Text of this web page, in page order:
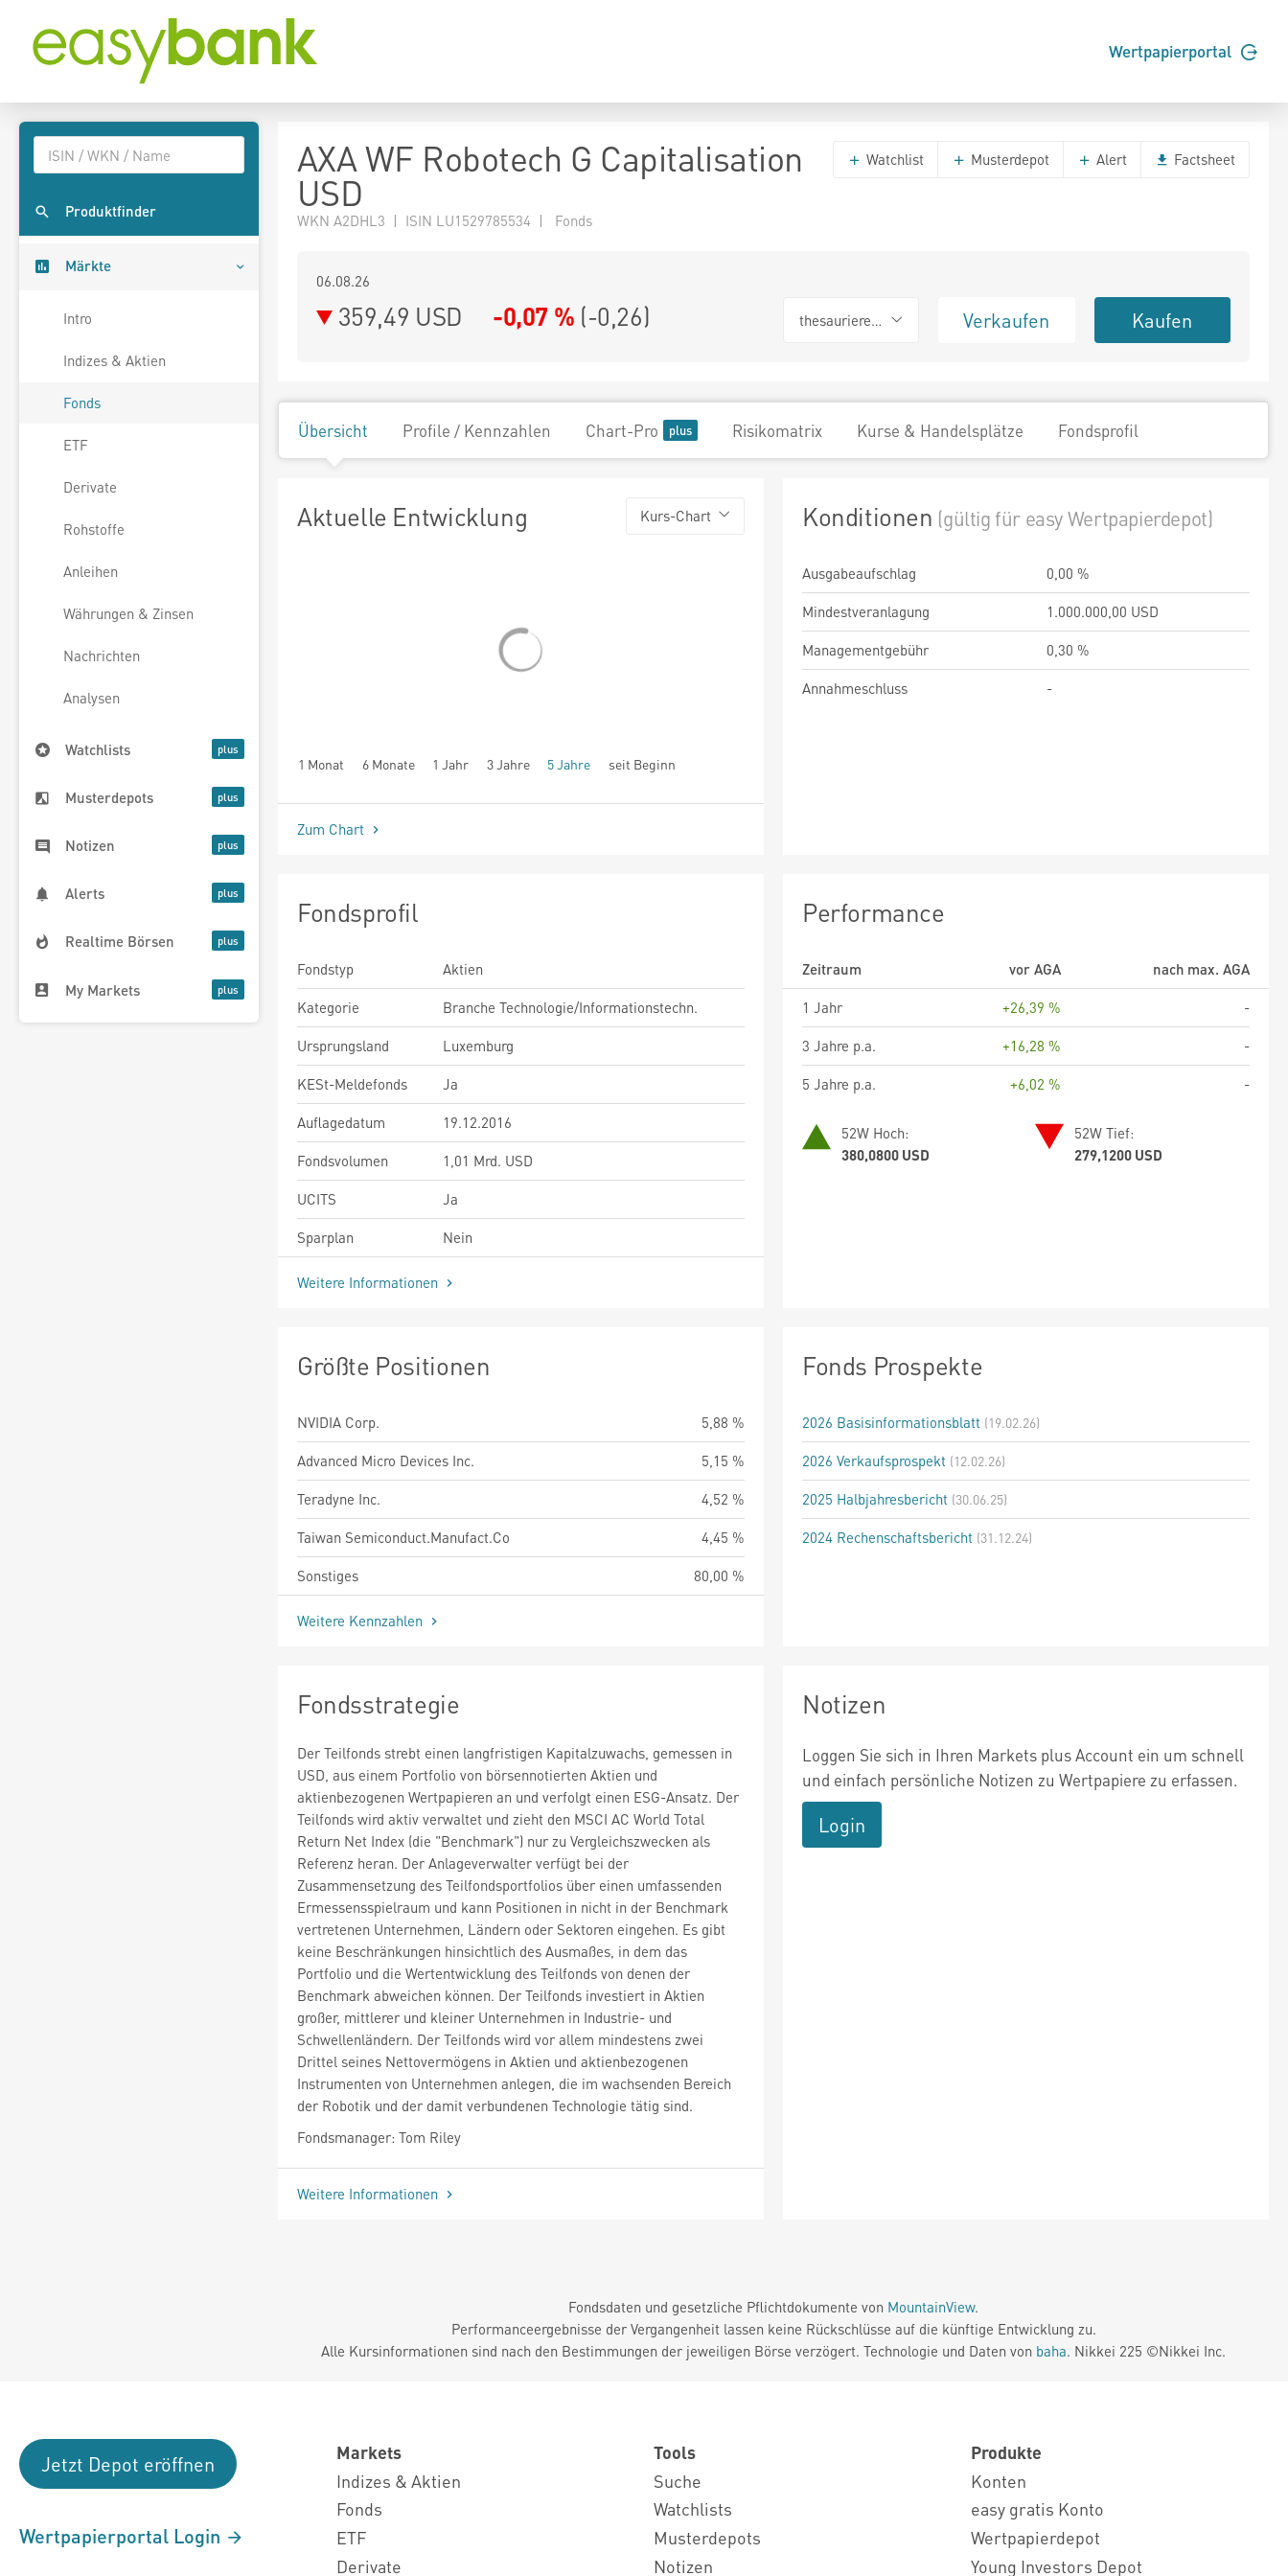
Wertpapierportal
Produktfinder
Märkte
Intro
Indizes & Aktien
Fonds
ETF
Derivate
Rohstoffe
Anleihen
Währungen & Zinsen
Nachrichten
Analysen
Watchlists
Musterdepots
Notizen
Alerts
Realtime Börsen
My Markets
AXA WF Robotech G Capitalisation
USD
WKN A2DHL3 | ISIN LU1529785534 | Fonds
Watchlist Musterdepot Alert Factsheet
06.08.26
359,49 USD -0,07 % (-0,26) thesaurierend Verkaufen Kaufen
Übersicht Profile / Kennzahlen Chart-Pro Risikomatrix Kurse & Handelsplätze Fondsprofil
Aktuelle Entwicklung Kurs-Chart
1 Monat 6 Monate 1 Jahr 3 Jahre 5 Jahre seit Beginn
Zum Chart
Konditionen (gültig für easy Wertpapierdepot)
Ausgabeaufschlag
0,00 %
Mindestveranlagung
1.000.000,00 USD
Managementgebühr
0,30 %
Annahmeschluss
-
Fondsprofil
Fondstyp
Aktien
Kategorie
Branche Technologie/Informationstechn.
Ursprungsland
Luxemburg
KESt-Meldefonds
Ja
Auflagedatum
19.12.2016
Fondsvolumen
1,01 Mrd. USD
UCITS
Ja
Sparplan
Nein
Weitere Informationen
Performance
Zeitraum vor AGA
nach max. AGA
1 Jahr
+26,39 %
-
3 Jahre p.a.
+16,28 %
-
5 Jahre p.a.
+6,02 % -
52W Hoch:
380,0800 USD
52W Tief:
279,1200 USD
Größte Positionen
NVIDIA Corp.
5,88 %
Advanced Micro Devices Inc.
5,15 %
Teradyne Inc.
4,52 %
Taiwan Semiconduct.Manufact.Co
4,45 %
Sonstiges
80,00 %
Weitere Kennzahlen
Fonds Prospekte
2026 Basisinformationsblatt (19.02.26)
2026 Verkaufsprospekt (12.02.26)
2025 Halbjahresbericht (30.06.25)
2024 Rechenschaftsbericht (31.12.24)
Fondsstrategie
Der Teilfonds strebt einen langfristigen Kapitalzuwachs, gemessen in
USD, aus einem Portfolio von börsennotierten Aktien und
aktienbezogenen Wertpapieren an und verfolgt einen ESG-Ansatz. Der
Teilfonds wird aktiv verwaltet und zieht den MSCI AC World Total
Return Net Index (die "Benchmark") nur zu Vergleichszwecken als
Referenz heran. Der Anlageverwalter verfügt bei der
Zusammensetzung des Teilfondsportfolios über einen umfassenden
Ermessensspielraum und kann Positionen in nicht in der Benchmark
vertretenen Unternehmen, Ländern oder Sektoren eingehen. Es gibt
keine Beschränkungen hinsichtlich des Ausmaßes, in dem das
Portfolio und die Wertentwicklung des Teilfonds von denen der
Benchmark abweichen können. Der Teilfonds investiert in Aktien
großer, mittlerer und kleiner Unternehmen in Industrie- und
Schwellenländern. Der Teilfonds wird vor allem mindestens zwei
Drittel seines Nettovermögens in Aktien und aktienbezogenen
Instrumenten von Unternehmen anlegen, die im wachsenden Bereich
der Robotik und der damit verbundenen Technologie tätig sind.
Fondsmanager: Tom Riley
Weitere Informationen
Notizen
Loggen Sie sich in Ihren Markets plus Account ein um schnell
und einfach persönliche Notizen zu Wertpapiere zu erfassen.
Login
Fondsdaten und gesetzliche Pflichtdokumente von MountainView.
Performanceergebnisse der Vergangenheit lassen keine Rückschlüsse auf die künftige Entwicklung zu.
Alle Kursinformationen sind nach den Bestimmungen der jeweiligen Börse verzögert. Technologie und Daten von baha. Nikkei 225 ©Nikkei Inc.
Jetzt Depot eröffnen
Wertpapierportal Login
Markets
Indizes & Aktien
Fonds
ETF
Derivate
Tools
Suche
Watchlists
Musterdepots
Notizen
Produkte
Konten
easy gratis Konto
Wertpapierdepot
Young Investors Depot